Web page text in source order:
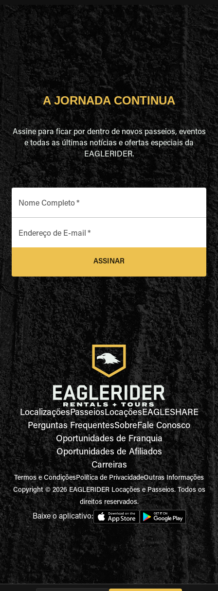
A JORNADA CONTINUA
Assine para ficar por dentro de novos passeios, eventos
e todas as últimas notícias e ofertas especiais da
EAGLERIDER.
Nome Completo*
Endereço de E-mail *
ASSINAR
LocalizaçõesPasseiosLocaçõesEAGLESHARE
Perguntas FrequentesSobreFale Conosco
Oportunidades de Franquia
Oportunidades de Afiliados
Carreiras
Termos e CondiçõesPolítica de PrivacidadeOutras Informações
Copyright © 2026 EAGLERIDER Locações e Passeios. Todos os
direitos reservados.
Baixe o aplicativo: